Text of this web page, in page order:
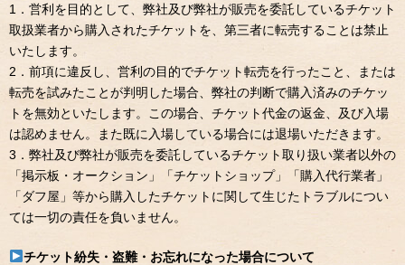
1．営利を目的として、弊社及び弊社が販売を委託しているチケット
取扱業者から購入されたチケットを、第三者に転売することは禁止
いたします。
2．前項に違反し、営利の目的でチケット転売を行ったこと、または
転売を試みたことが判明した場合、弊社の判断で購入済みのチケッ
トを無効といたします。この場合、チケット代金の返金、及び入場
は認めません。また既に入場している場合には退場いただきます。
3．弊社及び弊社が販売を委託しているチケット取り扱い業者以外の
「掲示板・オークション」「チケットショップ」「購入代行業者」
「ダフ屋」等から購入したチケットに関して生じたトラブルについ
ては一切の責任を負いません。
チケット紛失・盗難・お忘れになった場合について